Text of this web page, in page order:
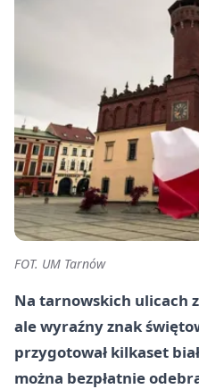
FOT. UM Tarnów
Na tarnowskich ulicach
ale wyraźny znak
przygotował kilkaset
można bezpłatnie